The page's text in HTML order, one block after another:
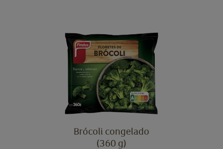
Brócoli congelado
(360 g)